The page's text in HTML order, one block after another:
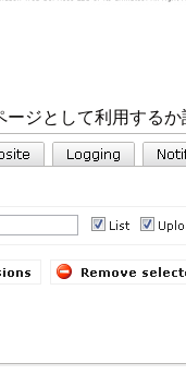
ジとして利用する